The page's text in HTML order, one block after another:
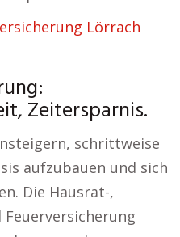
Lörrach
Zeitersparnis.
schrittweise
aufzubauen und sich
Die Hausrat-,
Feuerversicherung